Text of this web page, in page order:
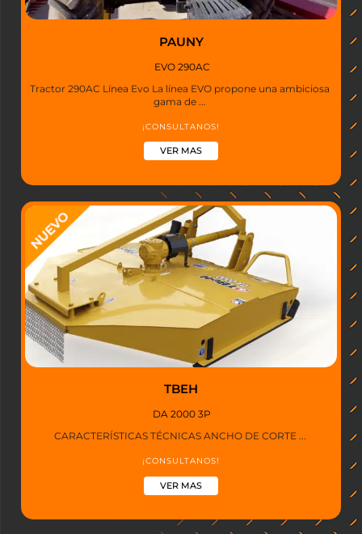
PAUNY
EVO 290AC
Tractor 290AC Línea Evo La línea EVO propone una ambiciosa
gama de ...
¡CONSULTANOS!
VER MAS
TBEH
DA 2000 3P
CARACTERÍSTICAS TÉCNICAS ANCHO DE CORTE ...
¡CONSULTANOS!
VER MAS